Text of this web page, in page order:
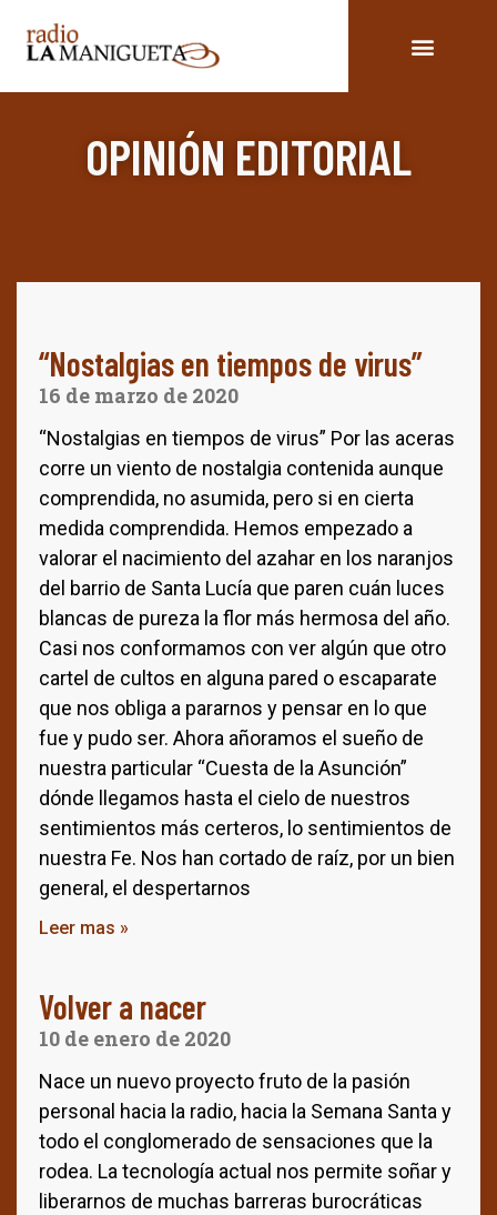
OPINIÓN EDITORIAL
“Nostalgias en tiempos de virus”
16 de marzo de 2020
“Nostalgias en tiempos de virus” Por las aceras
corre un viento de nostalgia contenida aunque
comprendida, no asumida, pero si en cierta
medida comprendida. Hemos empezado a
valorar el nacimiento del azahar en los naranjos
del barrio de Santa Lucía que paren cuán luces
blancas de pureza la flor más hermosa del año.
Casi nos conformamos con ver algún que otro
cartel de cultos en alguna pared o escaparate
que nos obliga a pararnos y pensar en lo que
fue y pudo ser. Ahora añoramos el sueño de
nuestra particular “Cuesta de la Asunción”
dónde llegamos hasta el cielo de nuestros
sentimientos más certeros, lo sentimientos de
nuestra Fe. Nos han cortado de raíz, por un bien
general, el despertarnos
Leer mas »
Volver a nacer
10 de enero de 2020
Nace un nuevo proyecto fruto de la pasión
personal hacia la radio, hacia la Semana Santa y
todo el conglomerado de sensaciones que la
rodea. La tecnología actual nos permite soñar y
liberarnos de muchas barreras burocráticas